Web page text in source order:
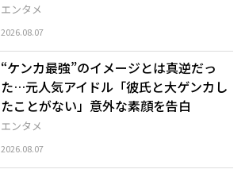
エンタメ
2026.08.07
エンタメ
“ケンカ最強”のイメージとは真逆だっ
た…元人気アイドル「彼氏と大ゲンカし
たことがない」意外な素顔を告白
2026.08.07